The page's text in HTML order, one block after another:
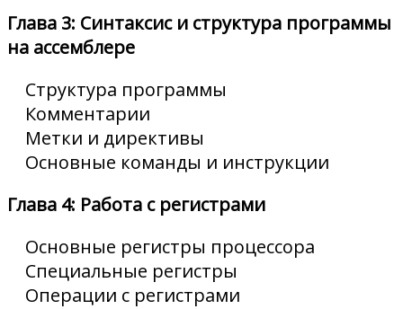
Глава 3: Синтаксис и структура программы
на ассемблере
Структура программы
Комментарии
Метки и директивы
Основные команды и инструкции
Глава 4: Работа с регистрами
Основные регистры процессора
Специальные регистры
Операции с регистрами